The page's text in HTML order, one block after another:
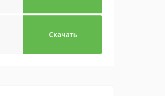
Скачать